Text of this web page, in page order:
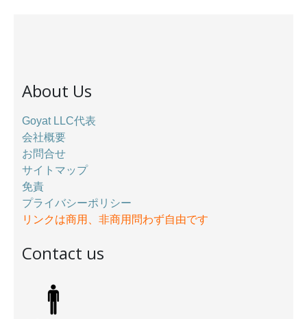
About Us
Goyat LLC代表
会社概要
お問合せ
サイトマップ
免責
プライバシーポリシー
リンクは商用、非商用問わず自由です
Contact us